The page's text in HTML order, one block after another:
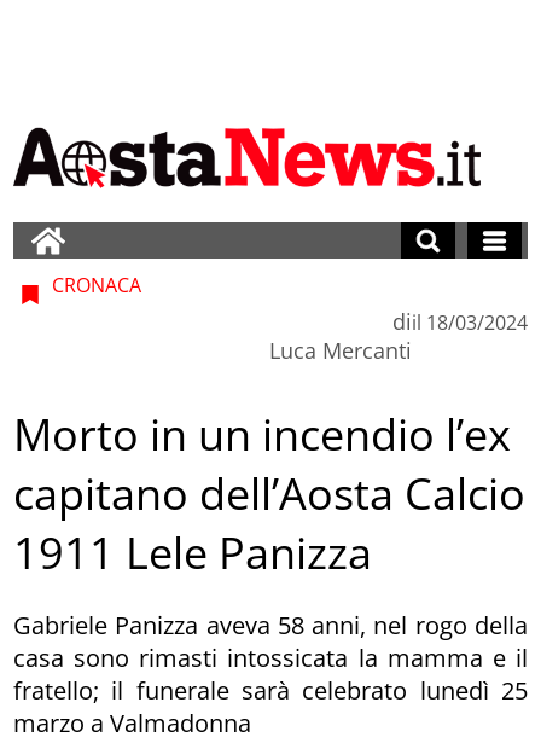
CRONACA
di
Luca Mercanti
il 18/03/2024
Morto in un incendio l’ex
capitano dell’Aosta Calcio
1911 Lele Panizza
Gabriele Panizza aveva 58 anni, nel rogo della
casa sono rimasti intossicata la mamma e il
fratello; il funerale sarà celebrato lunedì 25
marzo a Valmadonna